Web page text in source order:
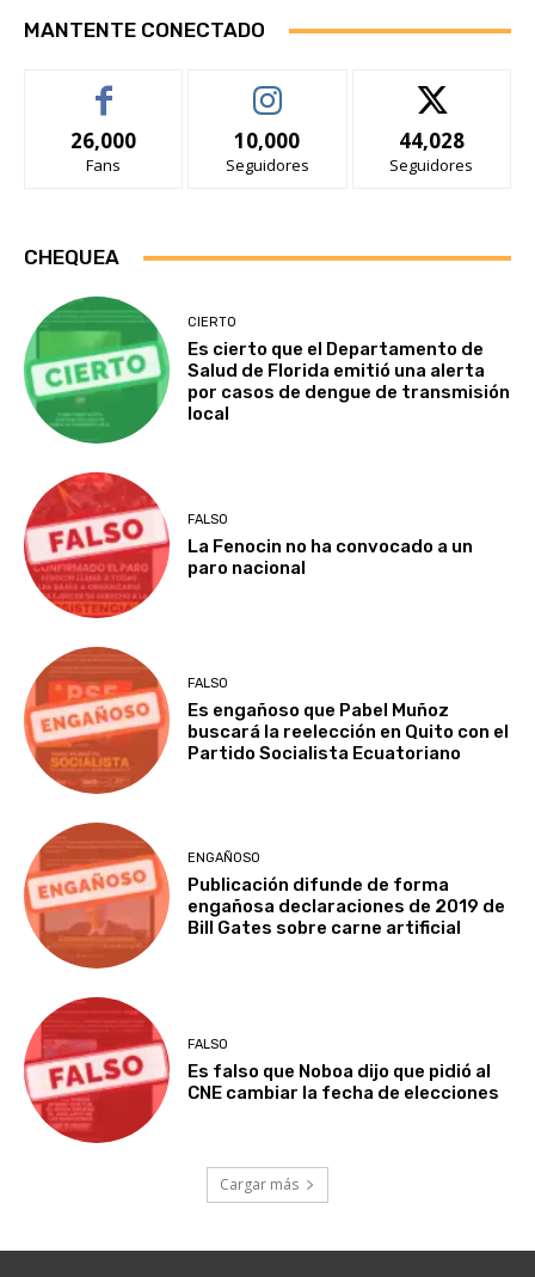
MANTENTE CONECTADO
26,000
Fans
10,000
Seguidores
44,028
Seguidores
CHEQUEA
CIERTO
Es cierto que el Departamento de
Salud de Florida emitió una alerta
por casos de dengue de transmisión
local
FALSO
La Fenocin no ha convocado a un
paro nacional
FALSO
Es engañoso que Pabel Muñoz
buscará la reelección en Quito con el
Partido Socialista Ecuatoriano
ENGAÑOSO
Publicación difunde de forma
engañosa declaraciones de 2019 de
Bill Gates sobre carne artificial
FALSO
Es falso que Noboa dijo que pidió al
CNE cambiar la fecha de elecciones
Cargar más